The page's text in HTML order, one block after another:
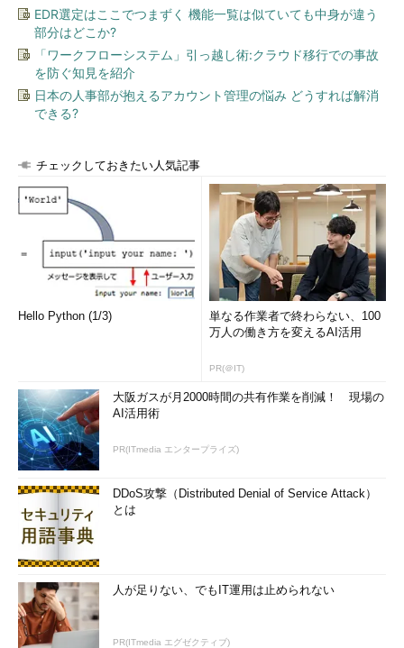
EDR選定はここでつまずく 機能一覧は似ていても中身が違う
部分はどこか?
「ワークフローシステム」引っ越し術:クラウド移行での事故
を防ぐ知見を紹介
日本の人事部が抱えるアカウント管理の悩み どうすれば解消
できる?
チェックしておきたい人気記事
Hello Python (1/3)
単なる作業者で終わらない、100
万人の働き方を変えるAI活用
PR(＠IT)
大阪ガスが月2000時間の共有作業を削減！ 現場の
AI活用術
PR(ITmedia エンタープライズ)
DDoS攻撃（Distributed Denial of Service Attack）
とは
人が足りない、でもIT運用は止められない
PR(ITmedia エグゼクティブ)